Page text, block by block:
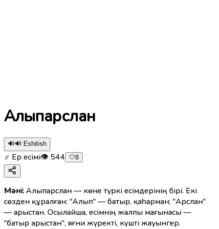
Алыпарслан
🔊🔊 Eshitish
♂ Ер есімі👁 544 🤍8
Мәні:Алыпарслан — көне түркі есімдерінің бірі. Екі
сөзден құралған: "Алып" — батыр, қаһарман; "Арслан"
— арыстан. Осылайша, есімнің жалпы мағынасы —
"батыр арыстан", яғни жүректі, күшті жауынгер.